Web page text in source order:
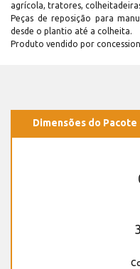
agrícola, tratores,
Peças de reposição para
desde o plantio até a colheita.
Produto vendido por
Dimensões do Pacote